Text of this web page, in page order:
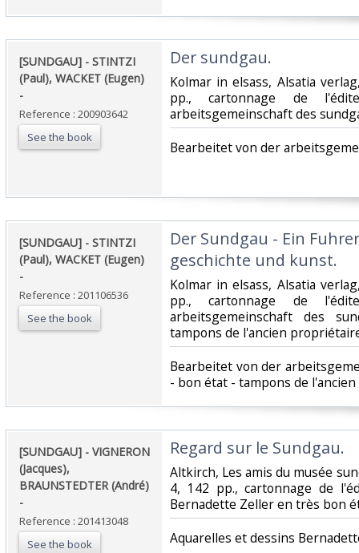
‎[SUNDGAU] - STINTZI
(Paul), WACKET (Eugen)
- ‎
Reference : 200903642
See the book
‎Der sundgau. ‎
‎Kolmar in elsass, Alsatia
pp., cartonnage de
arbeitsgemeinschaft des
‎Bearbeitet von der
‎[SUNDGAU] - STINTZI
(Paul), WACKET (Eugen)
- ‎
Reference : 201106536
See the book
‎Der Sundgau - Ein
geschichte und kunst. ‎
‎Kolmar in elsass, Alsatia
pp., cartonnage de
arbeitsgemeinschaft des
tampons de l'ancien
‎Bearbeitet von der
- bon état - tampons de
‎[SUNDGAU] - VIGNERON
(Jacques),
BRAUNSTEDTER (André)
- ‎
Reference : 201413048
See the book
‎Regard sur le Sundgau. ‎
‎Altkirch, Les amis du musée
4, 142 pp., cartonnage de
Bernadette Zeller en très bon
‎Aquarelles et dessins